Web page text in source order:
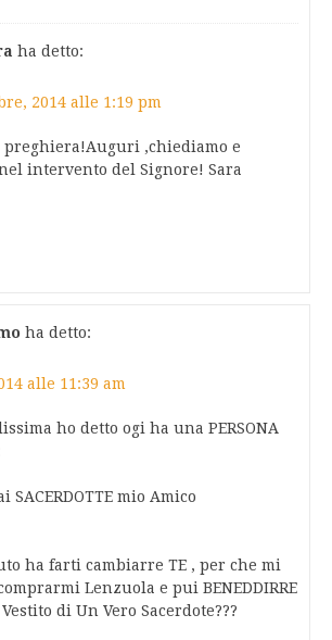
ha detto:
2014 alle 1:19 pm
preghiera!Auguri ,chiediamo e
intervento del Signore! Sara
ha detto:
alle 11:39 am
ho detto ogi ha una PERSONA
mio Amico
ha farti cambiarre TE , per che mi
Lenzuola e pui BENEDDIRRE
di Un Vero Sacerdote???